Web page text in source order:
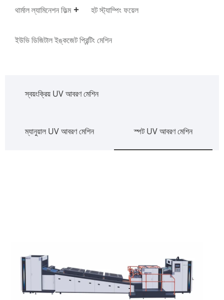
থার্মাল ল্যামিনেশন ফিল্ম হট স্ট্যাম্পিং ফয়েল
ইউভি ডিজিটাল ইঙ্কজেট প্রিন্টিং মেশিন
স্বয়ংক্রিয় UV আবরণ মেশিন
ম্যানুয়াল UV আবরণ মেশিন স্পট UV আবরণ মেশিন